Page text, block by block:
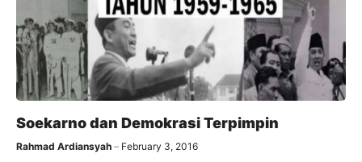
Soekarno dan Demokrasi Terpimpin
Rahmad Ardiansyah February 3, 2016